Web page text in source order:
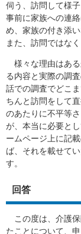
伺う、訪問して様
事前に家族への連
め、家族の付き添
また、訪問ではな
様々な理由はある
る内容と実際の調
話での調査でどこ
ちんと訪問をして
のあたりに不平等
が、本当に必要と
ームページ上に記
ば、それを載せて
す。
回答
この度は、介護保
たことについて、